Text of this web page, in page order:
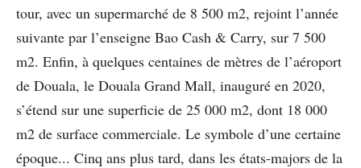
tour, avec un supermarché de 8 500 m2, rejoint l’année
suivante par l’enseigne Bao Cash & Carry, sur 7 500
m2. Enfin, à quelques centaines de mètres de l’aéroport
de Douala, le Douala Grand Mall, inauguré en 2020,
s’étend sur une superficie de 25 000 m2, dont 18 000
m2 de surface commerciale. Le symbole d’une certaine
époque... Cinq ans plus tard, dans les états-majors de la